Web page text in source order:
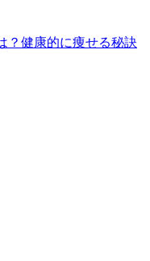
？健康的に痩せる秘訣